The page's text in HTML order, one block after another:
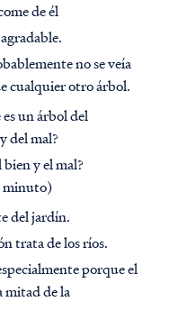
de él
no se veía
cualquier otro árbol.
un árbol del
del mal?
y el mal?
minuto)
del jardín.
trata de los ríos.
porque el
mitad de la